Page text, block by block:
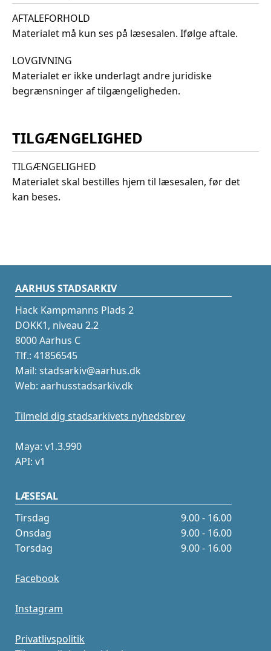
AFTALEFORHOLD
Materialet må kun ses på læsesalen. Ifølge aftale.
LOVGIVNING
Materialet er ikke underlagt andre juridiske
begrænsninger af tilgængeligheden.
TILGÆNGELIGHED
TILGÆNGELIGHED
Materialet skal bestilles hjem til læsesalen, før det
kan beses.
AARHUS STADSARKIV
Hack Kampmanns Plads 2
DOKK1, niveau 2.2
8000 Aarhus C
Tlf.: 41856545
Mail: stadsarkiv@aarhus.dk
Web: aarhusstadsarkiv.dk
Tilmeld dig stadsarkivets nyhedsbrev
Maya: v1.3.990
API: v1
LÆSESAL
Tirsdag
9.00 - 16.00
Onsdag
9.00 - 16.00
Torsdag
9.00 - 16.00
Facebook
Instagram
Privatlivspolitik